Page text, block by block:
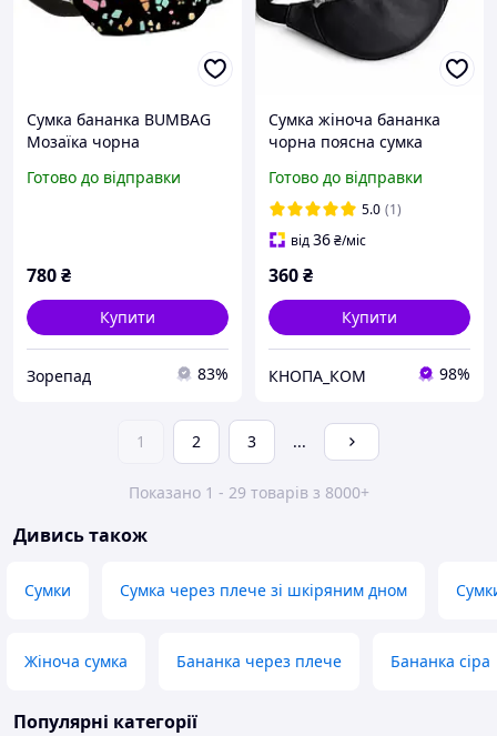
Сумка бананка BUMBAG
Мозаїка чорна
Готово до відправки
780₴
Купити
Зорепад 83%
Сумка жіноча бананка
чорна поясна сумка
Готово до відправки
5.0 (1)
від36₴/міс
360₴
Купити
КНОПА_КОМ 98%
1 2 3 ...
Показано 1 - 29 товарів з 8000+
Дивись також
Сумки Сумка через плече зі шкіряним дном
Жіноча сумка Бананка через плече Бананка сіра
Популярні категорії